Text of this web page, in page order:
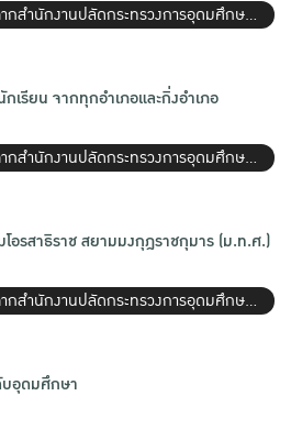
กสำนักงานปลัดกระทรวงการอุดมศึกษา
เรียน จากทุกอำเภอและกิ่งอำเภอ
กสำนักงานปลัดกระทรวงการอุดมศึกษา
อรสาธิราช สยามมงกุฎราชกุมาร (ม.ท.ศ.)
กสำนักงานปลัดกระทรวงการอุดมศึกษา
บอุดมศึกษา